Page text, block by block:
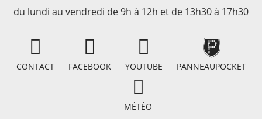
du lundi au vendredi de 9h à 12h et de 13h30 à 17h30
CONTACT FACEBOOK YOUTUBE PANNEAUPOCKET
MÉTÉO